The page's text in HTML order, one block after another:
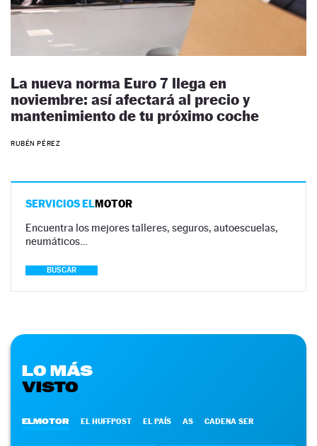
La nueva norma Euro 7 llega en
noviembre: así afectará al precio y
mantenimiento de tu próximo coche
RUBÉN PÉREZ
SERVICIOS ELMOTOR
Encuentra los mejores talleres, seguros, autoescuelas,
neumáticos…
BUSCAR
LO MÁS
VISTO
ELMOTOR EL HUFFPOST EL PAÍS AS CADENA SER